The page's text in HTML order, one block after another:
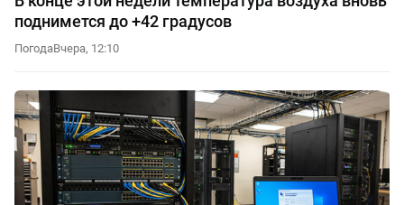
поднимется до +42 градусов
ПогодаВчера, 12:10